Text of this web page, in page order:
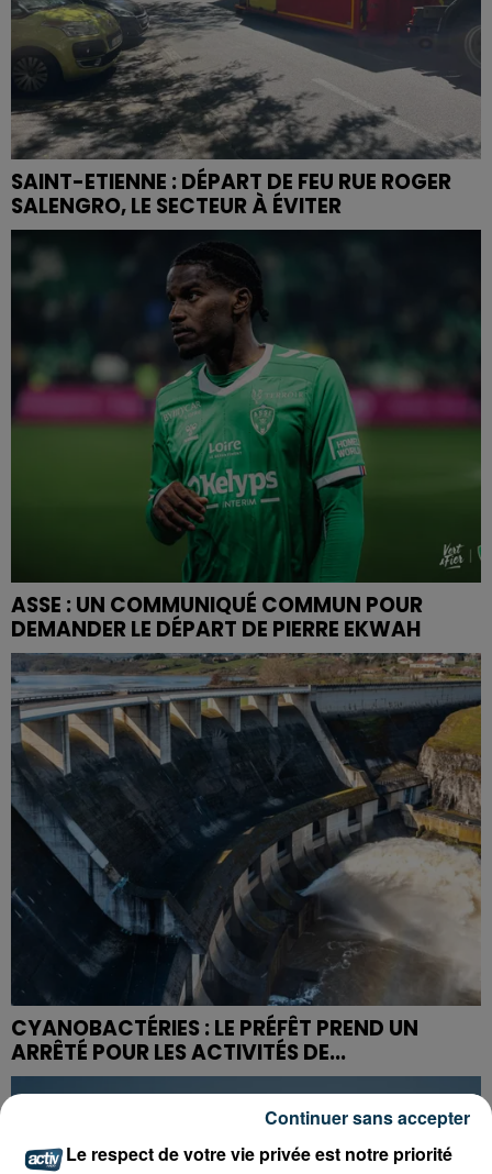
SAINT-ETIENNE : DÉPART DE FEU RUE ROGER
SALENGRO, LE SECTEUR À ÉVITER
ASSE : UN COMMUNIQUÉ COMMUN POUR
DEMANDER LE DÉPART DE PIERRE EKWAH
CYANOBACTÉRIES : LE PRÉFÊT PREND UN
ARRÊTÉ POUR LES ACTIVITÉS DE...
Le respect de votre vie privée est notre priorité
Continuer sans accepter